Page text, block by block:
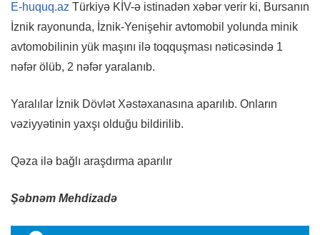
E-huquq.az Türkiyə KİV-ə istinadən xəbər verir ki, Bursanın
İznik rayonunda, İznik-Yenişehir avtomobil yolunda minik
avtomobilinin yük maşını ilə toqquşması nəticəsində 1
nəfər ölüb, 2 nəfər yaralanıb.
Yaralılar İznik Dövlət Xəstəxanasına aparılıb. Onların
vəziyyətinin yaxşı olduğu bildirilib.
Qəza ilə bağlı araşdırma aparılır
Şəbnəm Mehdizadə